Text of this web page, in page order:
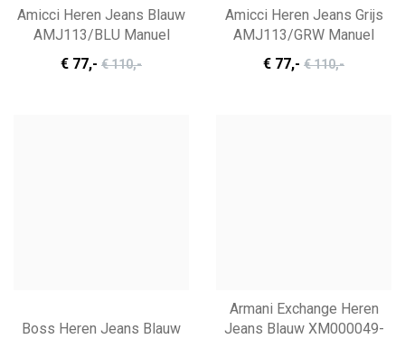
Amicci Heren Jeans Blauw
AMJ113/BLU Manuel
€ 77,- € 110,-
Amicci Heren Jeans Grijs
AMJ113/GRW Manuel
€ 77,- € 110,-
Boss Heren Jeans Blauw
Armani Exchange Heren
Jeans Blauw XM000049-